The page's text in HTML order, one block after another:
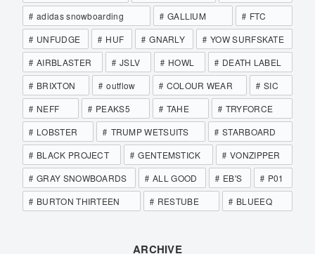
adidas snowboarding
GALLIUM
FTC
UNFUDGE
HUF GNARLY
YOW SURFSKATE
AIRBLASTER
JSLV HOWL
DEATH LABEL
BRIXTON
outflow COLOUR WEAR
SIC
NEFF
PEAKS5 TAHE
TRYFORCE
LOBSTER
TRUMP WETSUITS
STARBOARD
BLACK PROJECT
GENTEMSTICK
VONZIPPER
GRAY SNOWBOARDS
ALL GOOD EB'S
P01
BURTON THIRTEEN
RESTUBE BLUEEQ
ARCHIVE